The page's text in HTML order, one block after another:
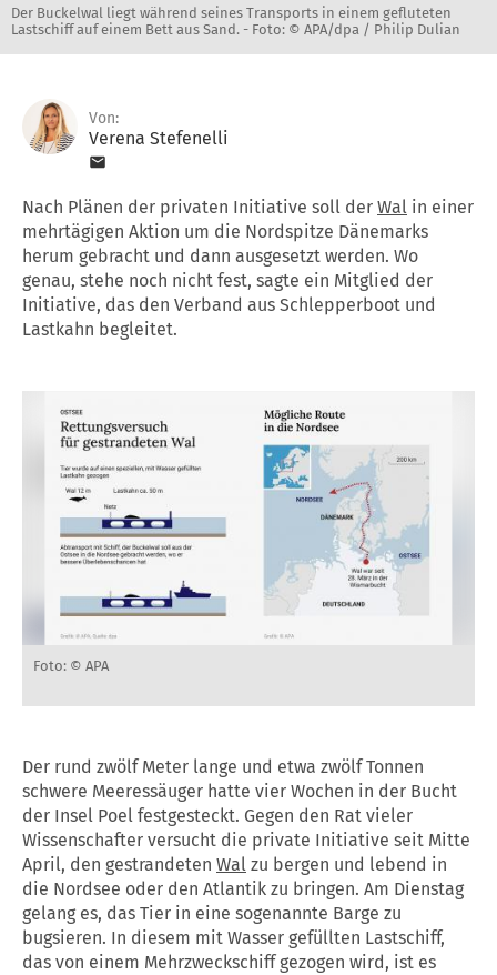
Der Buckelwal liegt während seines Transports in einem gefluteten
Lastschiff auf einem Bett aus Sand. - Foto: © APA/dpa / Philip Dulian
Von:
Verena Stefenelli
Nach Plänen der privaten Initiative soll der Wal in einer
mehrtägigen Aktion um die Nordspitze Dänemarks
herum gebracht und dann ausgesetzt werden. Wo
genau, stehe noch nicht fest, sagte ein Mitglied der
Initiative, das den Verband aus Schlepperboot und
Lastkahn begleitet.
Foto: © APA
Der rund zwölf Meter lange und etwa zwölf Tonnen
schwere Meeressäuger hatte vier Wochen in der Bucht
der Insel Poel festgesteckt. Gegen den Rat vieler
Wissenschafter versucht die private Initiative seit Mitte
April, den gestrandeten Wal zu bergen und lebend in
die Nordsee oder den Atlantik zu bringen. Am Dienstag
gelang es, das Tier in eine sogenannte Barge zu
bugsieren. In diesem mit Wasser gefüllten Lastschiff,
das von einem Mehrzweckschiff gezogen wird, ist es